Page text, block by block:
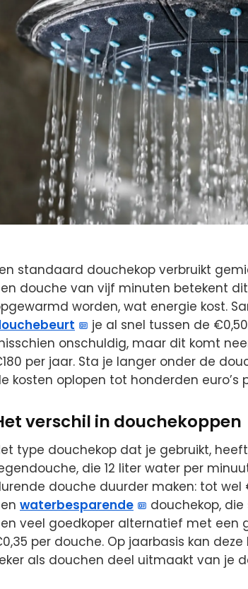
standaard douchekop verbruikt
douche van vijf minuten betekent
worden, wat energie kost.
je al snel tussen de
onschuldig, maar dit komt
per jaar. Sta je langer onder de
kosten oplopen tot honderden euro’s
verschil in douchekoppen
type douchekop dat je gebruikt,
die 12 liter water per
douche duurder maken: tot wel
waterbesparende
douchekop,
veel goedkoper alternatief met een
per douche. Op jaarbasis kan deze
als douchen deel uitmaakt van je